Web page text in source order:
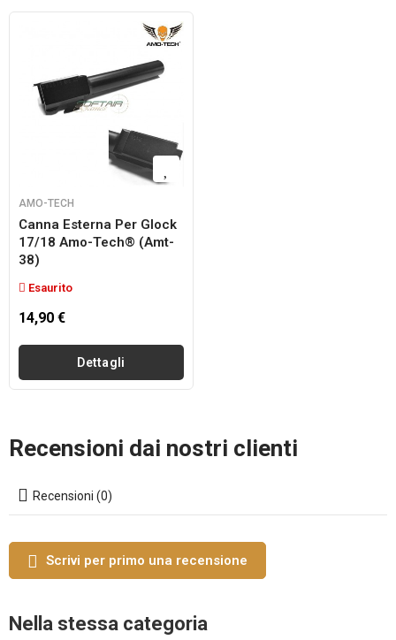
AMO-TECH
Canna Esterna Per Glock
17/18 Amo-Tech® (amt-
38)
Esaurito
14,90 €
Dettagli
Recensioni dai nostri clienti
Recensioni (0)
Scrivi per primo una recensione
Nella stessa categoria